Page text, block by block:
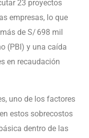
23 proyectos
empresas, lo que
de S/ 698 mil
(PBI) y una caída
en recaudación
uno de los factores
estos sobrecostos
dentro de las